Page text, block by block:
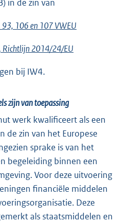
in de zin van
106 en 107 VWEU
Richtlijn 2014/24/EU
bij IW4.
zijn van toepassing
werk kwalificeert als een
de zin van het Europese
sprake is van het
begeleiding binnen een
Voor deze uitvoering
financiële middelen
Deze
als staatsmiddelen en